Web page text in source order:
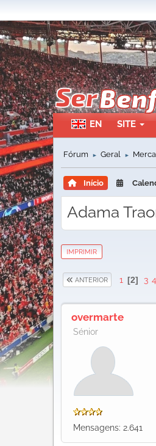
EN SITE
Fórum ► Geral ►
Início
Adama
IMPRIMIR
ANTERIOR 1 2 3 4
overmarte
Sénior
Mensagens: 2.641